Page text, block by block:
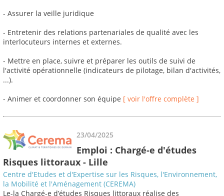
- Assurer la veille juridique
- Entretenir des relations partenariales de qualité avec les
interlocuteurs internes et externes.
- Mettre en place, suivre et préparer les outils de suivi de
l'activité opérationnelle (indicateurs de pilotage, bilan d'activités,
...).
- Animer et coordonner son équipe [ voir l'offre complète ]
23/04/2025
Emploi : Chargé-e d'études
Risques littoraux - Lille
Centre d'Etudes et d'Expertise sur les Risques, l'Environnement,
la Mobilité et l'Aménagement (CEREMA)
Le-la Chargé-e d’études Risques littoraux réalise des